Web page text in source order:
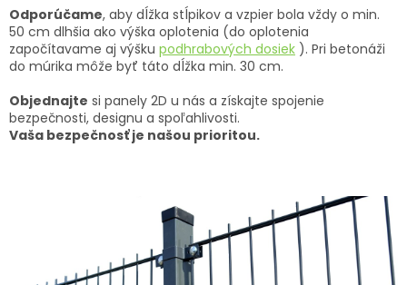
Odporúčame, aby dĺžka stĺpikov a vzpier bola vždy o min.
50 cm dlhšia ako výška oplotenia (do oplotenia
započítavame aj výšku podhrabových dosiek ). Pri betonáži
do múrika môže byť táto dĺžka min. 30 cm.
Objednajte si panely 2D u nás a získajte spojenie
bezpečnosti, designu a spoľahlivosti.
Vaša bezpečnosť je našou prioritou.